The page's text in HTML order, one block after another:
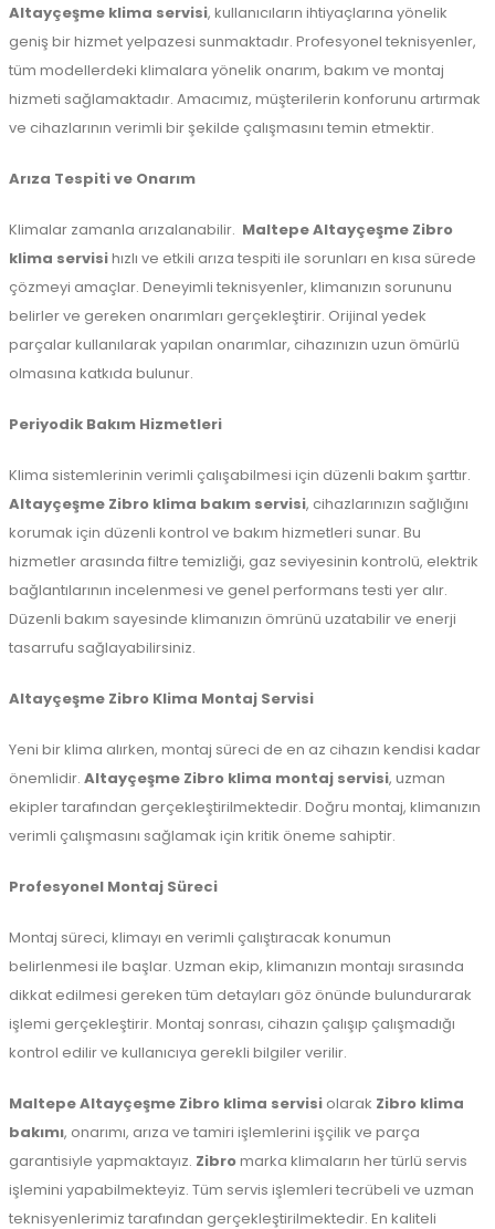
Altayçeşme klima servisi, kullanıcıların ihtiyaçlarına yönelik
geniş bir hizmet yelpazesi sunmaktadır. Profesyonel teknisyenler,
tüm modellerdeki klimalara yönelik onarım, bakım ve montaj
hizmeti sağlamaktadır. Amacımız, müşterilerin konforunu artırmak
ve cihazlarının verimli bir şekilde çalışmasını temin etmektir.
Arıza Tespiti ve Onarım
Klimalar zamanla arızalanabilir. MaltepeAltayçeşme Zibro
klima servisihızlı ve etkili arıza tespiti ile sorunları en kısa sürede
çözmeyi amaçlar. Deneyimli teknisyenler, klimanızın sorununu
belirler ve gereken onarımları gerçekleştirir. Orijinal yedek
parçalar kullanılarak yapılan onarımlar, cihazınızın uzun ömürlü
olmasına katkıda bulunur.
Periyodik Bakım Hizmetleri
Klima sistemlerinin verimli çalışabilmesi için düzenli bakım şarttır.
Altayçeşme Zibro klima bakım servisi, cihazlarınızın sağlığını
korumak için düzenli kontrol ve bakım hizmetleri sunar. Bu
hizmetler arasında filtre temizliği, gaz seviyesinin kontrolü, elektrik
bağlantılarının incelenmesi ve genel performans testi yer alır.
Düzenli bakım sayesinde klimanızın ömrünü uzatabilir ve enerji
tasarrufu sağlayabilirsiniz.
Altayçeşme Zibro Klima Montaj Servisi
Yeni bir klima alırken, montaj süreci de en az cihazın kendisi kadar
önemlidir. Altayçeşme Zibro klima montaj servisi, uzman
ekipler tarafından gerçekleştirilmektedir. Doğru montaj, klimanızın
verimli çalışmasını sağlamak için kritik öneme sahiptir.
Profesyonel Montaj Süreci
Montaj süreci, klimayı en verimli çalıştıracak konumun
belirlenmesi ile başlar. Uzman ekip, klimanızın montajı sırasında
dikkat edilmesi gereken tüm detayları göz önünde bulundurarak
işlemi gerçekleştirir. Montaj sonrası, cihazın çalışıp çalışmadığı
kontrol edilir ve kullanıcıya gerekli bilgiler verilir.
MaltepeAltayçeşme Zibro klima servisi olarak Zibro klima
bakımı, onarımı, arıza ve tamiri işlemlerini işçilik ve parça
garantisiyle yapmaktayız. Zibromarka klimaların her türlü servis
işlemini yapabilmekteyiz. Tüm servis işlemleri tecrübeli ve uzman
teknisyenlerimiz tarafından gerçekleştirilmektedir. En kaliteli